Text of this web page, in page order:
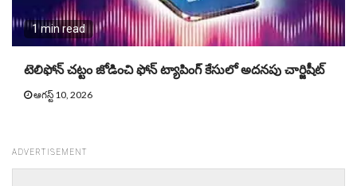
1 min read
టెలిఫోన్ చట్టం జోడించి ఫోన్ ట్యాపింగ్ కేసులో అదనపు చార్జిషీట్
ఆగస్ట్ 10, 2026
ADVERTISEMENT